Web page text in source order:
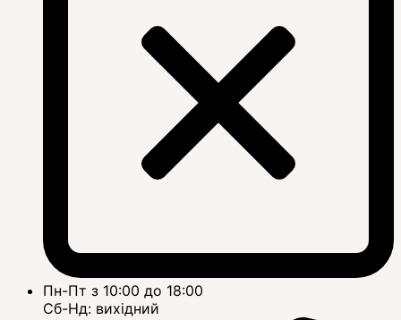
Пн-Пт з 10:00 до 18:00
Сб-Нд: вихідний